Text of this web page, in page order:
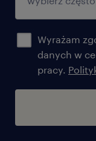
możliwość
premię
miesiąc
dodatek
brutto
Wyrażam
danych w
pracy.